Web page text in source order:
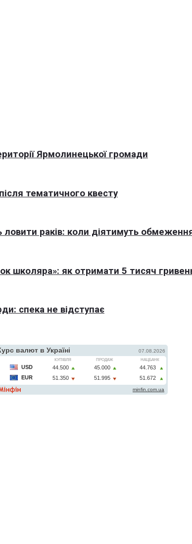
Ярмолинецької громади
тематичного квесту
раків: коли діятимуть
школяра»: як отримати 5 тисяч
спека не відступає